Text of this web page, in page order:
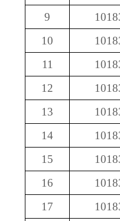
9
10
11
12
13
14
15
16
17